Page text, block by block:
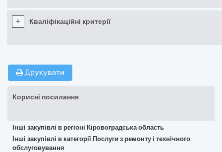
+ Кваліфікаційні критерії
Друкувати
Корисні посилання
Інші закупівлі в регіоні Кіровоградська область
Інші закупівлі в категорії Послуги з ремонту і технічного
обслуговування